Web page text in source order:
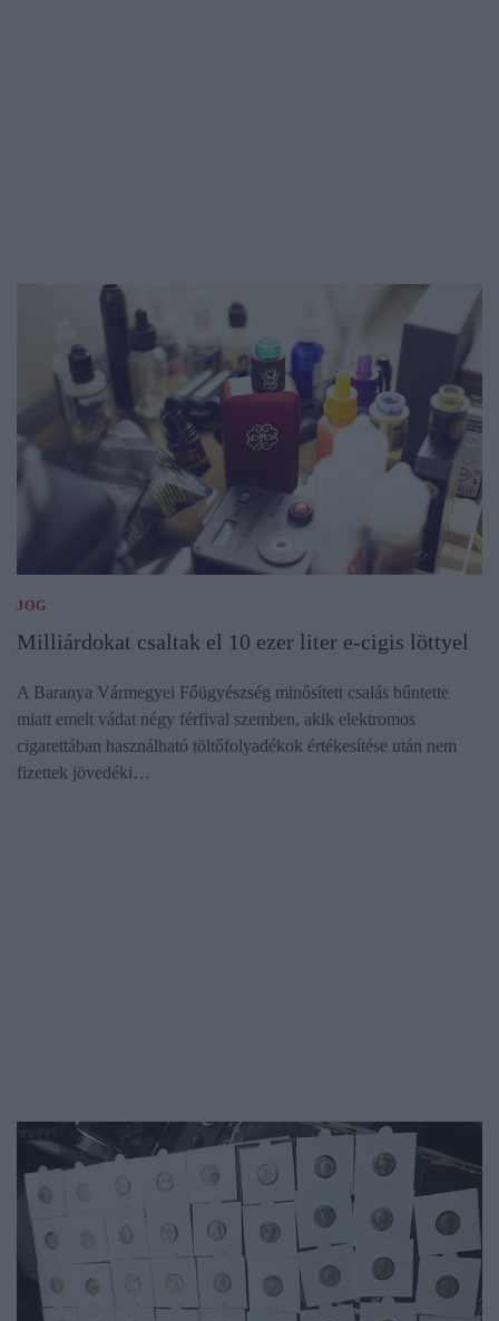
JOG
Milliárdokat csaltak el 10 ezer liter e-cigis löttyel
A Baranya Vármegyei Főügyészség minősített csalás bűntette
miatt emelt vádat négy férfival szemben, akik elektromos
cigarettában használható töltőfolyadékok értékesítése után nem
fizettek jövedéki…